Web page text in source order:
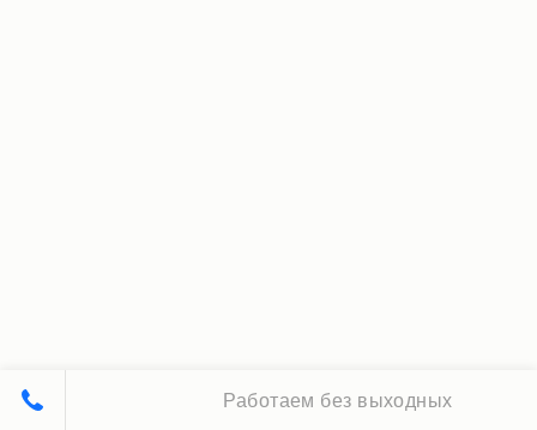
Работаем без выходных